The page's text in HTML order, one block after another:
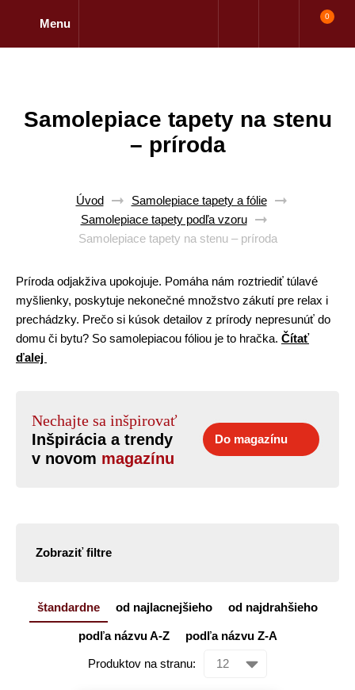
Menu
0
Samolepiace tapety na stenu
– príroda
Úvod
Samolepiace tapety a fólie
Samolepiace tapety podľa vzoru
Samolepiace tapety na stenu – príroda
Príroda odjakživa upokojuje. Pomáha nám roztriediť túlavé
myšlienky, poskytuje nekonečné množstvo zákutí pre relax i
prechádzky. Prečo si kúsok detailov z prírody nepresunúť do
domu či bytu? So samolepiacou fóliou je to hračka. Čítať
ďalej
Nechajte sa inšpirovať
Inšpirácia a trendy
v novom magazínu
Do magazínu
Zobraziť filtre
štandardne od najlacnejšieho od najdrahšieho
podľa názvu A-Z podľa názvu Z-A
Produktov na stranu: